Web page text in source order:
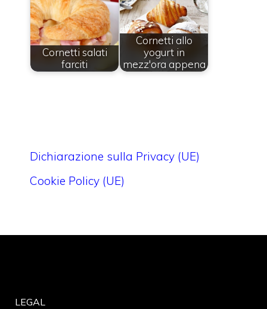
Cornetti salati
farciti
Cornetti allo
yogurt in
mezz'ora appena
Dichiarazione sulla Privacy (UE)
Cookie Policy (UE)
LEGAL